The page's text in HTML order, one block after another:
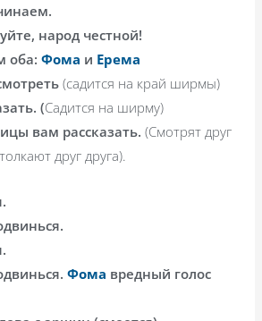
народ честной!
оба:Фома и Ерема
(садится на край ширмы)
(Садится на ширму)
вам рассказать.(Смотрят друг
друг друга).
Фома вредный голос